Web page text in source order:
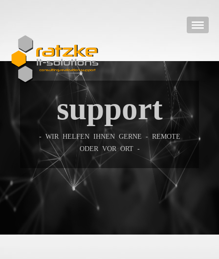
support
- WIR HELFEN IHNEN GERNE - REMOTE
ODER VOR ORT -